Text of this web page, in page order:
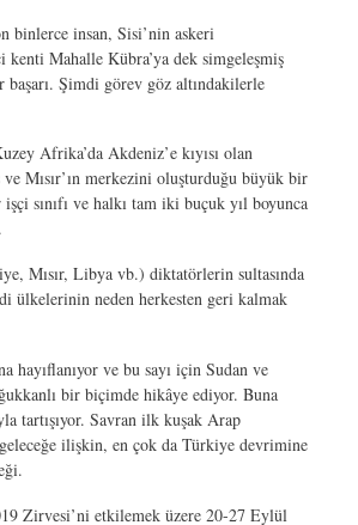
binlerce insan, Sisi’nin askeri
kenti Mahalle Kübra’ya dek simgeleşmiş
başarı. Şimdi görev göz altındakilerle
Afrika’da Akdeniz’e kıyısı olan
Mısır’ın merkezini oluşturduğu büyük bir
sınıfı ve halkı tam iki buçuk yıl boyunca
Mısır, Libya vb.) diktatörlerin sultasında
ülkelerinin neden herkesten geri kalmak
hayıflanıyor ve bu sayı için Sudan ve
bir biçimde hikâye ediyor. Buna
tartışıyor. Savran ilk kuşak Arap
ilişkin, en çok da Türkiye devrimine
Zirvesi’ni etkilemek üzere 20-27 Eylül